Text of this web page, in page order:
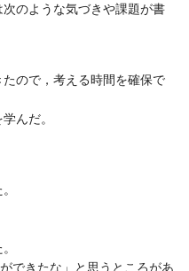
のような気づきや課題が書
たので，考える時間を確保で
んだ。
できたな」と思うところがあ